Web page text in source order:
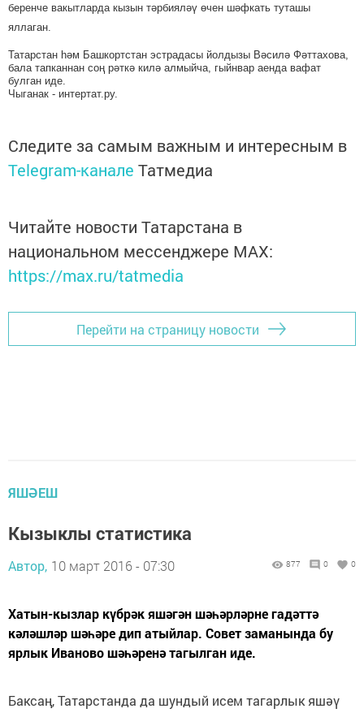
беренче вакытларда кызын тәрбияләү өчен шәфкать туташы
яллаган.
Татарстан һәм Башкортстан эстрадасы йолдызы Вәсилә Фәттахова,
бала тапканнан соң рәткә килә алмыйча, гыйнвар аенда вафат
булган иде.
Чыганак - интертат.ру.
Следите за самым важным и интересным в
Telegram-канале Татмедиа
Читайте новости Татарстана в
национальном мессенджере MАХ:
https://max.ru/tatmedia
Перейти на страницу новости
ЯШӘЕШ
Кызыклы статистика
Автор, 10 март 2016 - 07:30 877 0 0
Хатын-кызлар күбрәк яшәгән шәһәрләрне гадәттә
кәләшләр шәһәре дип атыйлар. Совет заманында бу
ярлык Иваново шәһәренә тагылган иде.
Баксаң, Татарстанда да шундый исем тагарлык яшәү